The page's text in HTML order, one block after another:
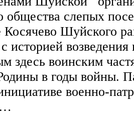
общества слепых
Косячево Шуйского
историей возведения
здесь воинским
в годы войны.
военно-
…